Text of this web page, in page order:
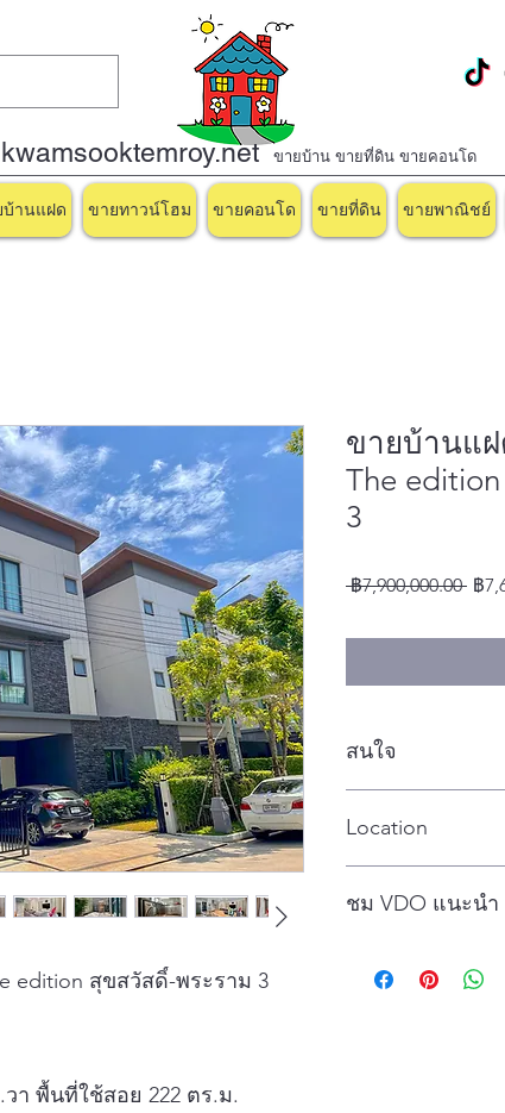
kwamsooktemroy.netขายบ้าน ขายที่ดิน ขายคอนโด
านแฝด ขายทาวน์โฮม ขายคอนโด ขายที่ดิน ขายพาณิชย์
edition สุขสวัสดิ์-พระราม 3
า พื้นที่ใช้สอย 222 ตร.ม.
ขายบ้านแฝ
The
3
฿7,900,000.00 ราค
฿
สนใจ
Location
ชม VDO แนะนำ